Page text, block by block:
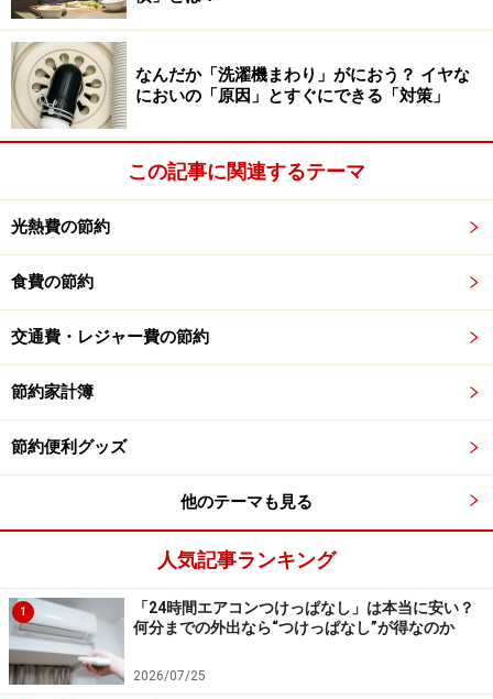
付加番号でも発信できる！ >>
※記事内容は執筆時点のものです。最新の内容をご確認くださ
い。
1/3 次のページへ
なんだか「洗濯機まわり」がにおう？ イヤな
においの「原因」とすぐにできる「対策」
この記事に関連するテーマ
光熱費の節約
食費の節約
交通費・レジャー費の節約
節約家計簿
節約便利グッズ
他のテーマも見る
人気記事ランキング
1
「24時間エアコンつけっぱなし」は本当に安い？
何分までの外出なら“つけっぱなし”が得なのか
2026/07/25